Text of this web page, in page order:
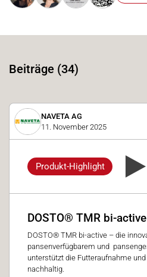
Beiträge (34)
NAVETA AG
11. November 2025
Produkt-Highlight
DOSTO® TMR bi-active
DOSTO® TMR bi-active – die
pansenverfügbarem und
unterstützt die Futteraufnahme
nachhaltig.